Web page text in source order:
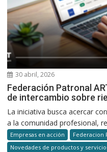
30 abril, 2026
Federación Patronal
de intercambio sobre
La iniciativa busca acercar
a la comunidad profesional,
Empresas en acción
Federacion
Novedades de productos y